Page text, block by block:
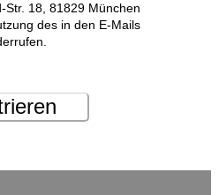
Str. 18, 81829 München
des in den E-Mails